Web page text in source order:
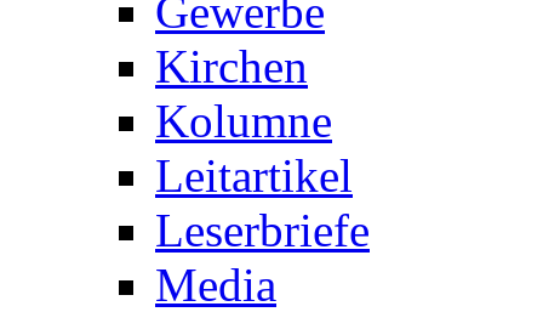
Gewerbe
Kirchen
Kolumne
Leitartikel
Leserbriefe
Media